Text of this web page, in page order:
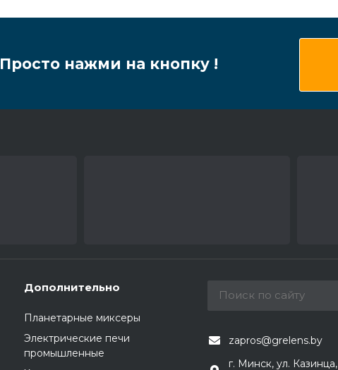
Просто нажми на кнопку !
Дополнительно
Планетарные миксеры
Электрические печи
промышленные
zapros@grelens.by
г. Минск, ул. Казинца,